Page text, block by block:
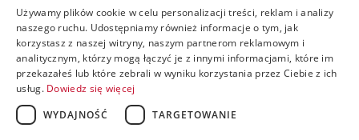
Używamy plików cookie w celu personalizacji treści, reklam i analizy
naszego ruchu. Udostępniamy również informacje o tym, jak
korzystasz z naszej witryny, naszym partnerom reklamowym i
analitycznym, którzy mogą łączyć je z innymi informacjami, które im
przekazałeś lub które zebrali w wyniku korzystania przez Ciebie z ich
usług. Dowiedz się więcej
WYDAJNOŚĆ
TARGETOWANIE